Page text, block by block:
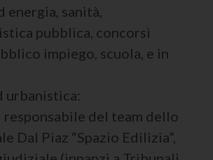
energia, sanità,
pubblica, concorsi
impiego, scuola, e in
urbanistica:
del team dello
Dal Piaz “Spazio Edilizia”,